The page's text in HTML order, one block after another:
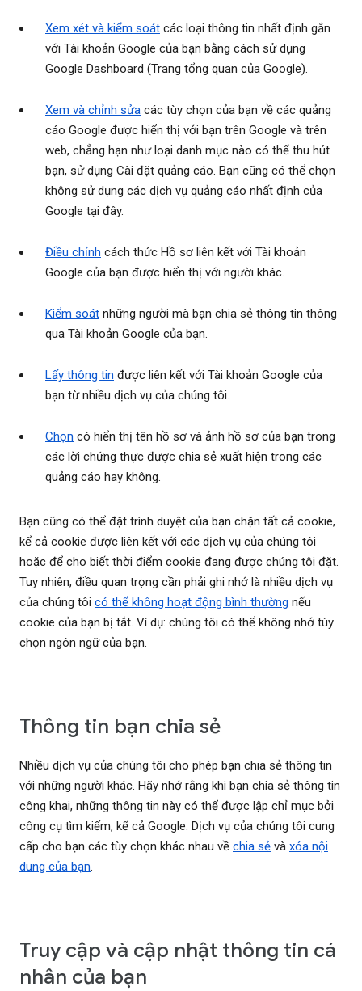
Xem xét và kiểm soát các loại thông tin nhất định gắn
với Tài khoản Google của bạn bằng cách sử dụng
Google Dashboard (Trang tổng quan của Google).
Xem và chỉnh sửa các tùy chọn của bạn về các quảng
cáo Google được hiển thị với bạn trên Google và trên
web, chẳng hạn như loại danh mục nào có thể thu hút
bạn, sử dụng Cài đặt quảng cáo. Bạn cũng có thể chọn
không sử dụng các dịch vụ quảng cáo nhất định của
Google tại đây.
Điều chỉnh cách thức Hồ sơ liên kết với Tài khoản
Google của bạn được hiển thị với người khác.
Kiểm soát những người mà bạn chia sẻ thông tin thông
qua Tài khoản Google của bạn.
Lấy thông tin được liên kết với Tài khoản Google của
bạn từ nhiều dịch vụ của chúng tôi.
Chọn có hiển thị tên hồ sơ và ảnh hồ sơ của bạn trong
các lời chứng thực được chia sẻ xuất hiện trong các
quảng cáo hay không.
Bạn cũng có thể đặt trình duyệt của bạn chặn tất cả cookie,
kể cả cookie được liên kết với các dịch vụ của chúng tôi
hoặc để cho biết thời điểm cookie đang được chúng tôi đặt.
Tuy nhiên, điều quan trọng cần phải ghi nhớ là nhiều dịch vụ
của chúng tôi có thể không hoạt động bình thường nếu
cookie của bạn bị tắt. Ví dụ: chúng tôi có thể không nhớ tùy
chọn ngôn ngữ của bạn.
Thông tin bạn chia sẻ
Nhiều dịch vụ của chúng tôi cho phép bạn chia sẻ thông tin
với những người khác. Hãy nhớ rằng khi bạn chia sẻ thông tin
công khai, những thông tin này có thể được lập chỉ mục bởi
công cụ tìm kiếm, kể cả Google. Dịch vụ của chúng tôi cung
cấp cho bạn các tùy chọn khác nhau về chia sẻ và xóa nội
dung của bạn.
Truy cập và cập nhật thông tin cá
nhân của bạn